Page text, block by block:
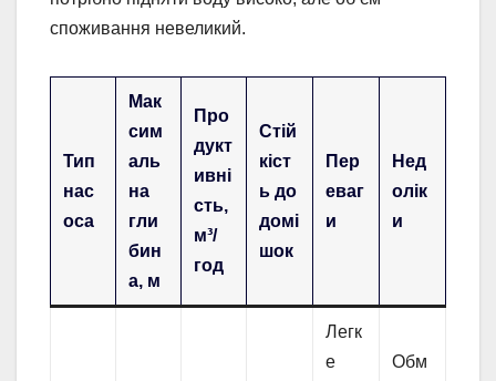
споживання невеликий.
Тип
нас
оса
Мак
сим
аль
на
гли
бин
а, м
Про
дукт
ивні
сть,
м³/
год
Стій
кіст
ь до
домі
шок
Пер
еваг
и
Нед
олік
и
Легк
е
Обм